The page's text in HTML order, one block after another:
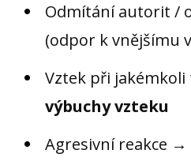
Odmítání autorit /
(odpor k vnějšímu
Vztek při
výbuchy vzteku
Agresivní reakce